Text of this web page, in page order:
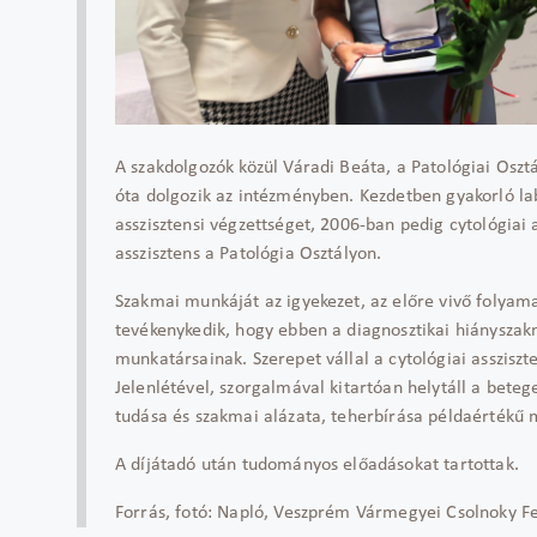
A szakdolgozók közül Váradi Beáta, a Patológiai
óta dolgozik az intézményben. Kezdetben gyakorló
asszisztensi végzettséget, 2006-ban pedig
asszisztens a Patológia Osztályon.
Szakmai munkáját az igyekezet, az előre vivő
tevékenykedik, hogy ebben a diagnosztikai
munkatársainak. Szerepet vállal a cytológiai
Jelenlétével, szorgalmával kitartóan helytáll a
tudása és szakmai alázata, teherbírása példaértékű
A díjátadó után tudományos előadásokat tartottak.
Forrás, fotó: Napló, Veszprém Vármegyei Csolnoky